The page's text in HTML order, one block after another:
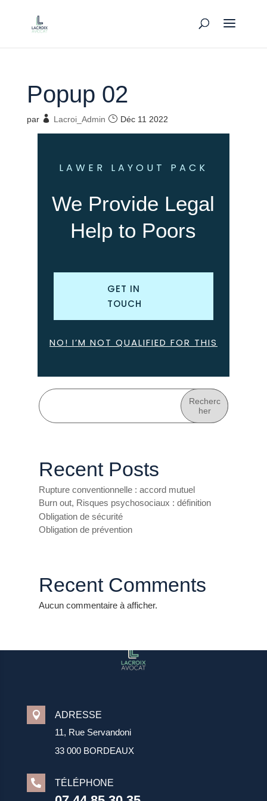
Popup 02
par Lacroi_Admin Déc 11 2022
LAWER LAYOUT PACK
We Provide Legal
Help to Poors
GET IN
TOUCH
NO! I’M NOT QUALIFIED FOR THIS
Recherc
her
Recent Posts
Rupture conventionnelle : accord mutuel
Burn out, Risques psychosociaux : définition
Obligation de sécurité
Obligation de prévention
Recent Comments
Aucun commentaire à afficher.

ADRESSE
11, Rue Servandoni
33 000 BORDEAUX
 TÉLÉPHONE